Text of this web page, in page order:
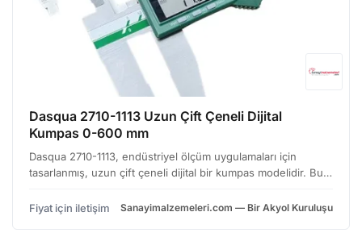
Dasqua 2710-1113 Uzun Çift Çeneli Dijital
Kumpas 0-600 mm
Dasqua 2710-1113, endüstriyel ölçüm uygulamaları için
tasarlanmış, uzun çift çeneli dijital bir kumpas modelidir. Bu
arayüzü ile dikkat çekiyor. Özellikle me…
Fiyat için iletişim Sanayimalzemeleri.com — Bir Akyol Kuruluşu